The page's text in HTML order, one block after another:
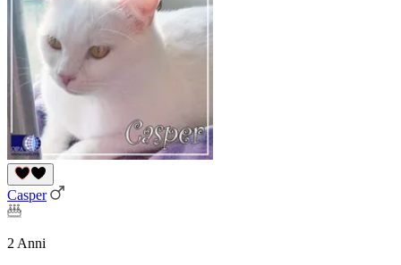
Casper
2 Anni